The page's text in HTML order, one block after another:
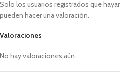
Valoraciones
No hay valoraciones aún.
Solo los usuarios registrados que
pueden hacer una valoración.